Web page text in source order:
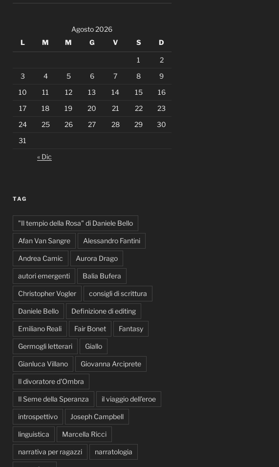
Agosto 2026
L
M M G V S D
1
2
3
4 5 6 7 8
9
10
11 12 13 14 15
16
17
18 19 20 21 22
23
24
25 26 27 28 29
30
31
« Dic
TAG
"Il tempio della Rosa" di Daniele Bello
Afan Van Sangre Alessandro Fantini
Andrea Camic Aurora Drago
autori emergenti Balia Bufera
Christopher Vogler consigli di scrittura
Daniele Bello Definizione di editing
Emiliano Reali Fair Bonet Fantasy
Germogli letterari Giallo
Gianluca Villano Giovanna Arciprete
Il divoratore d'Ombra
Il Seme della Speranza il viaggio dell'eroe
introspettivo Joseph Campbell
linguistica Marcella Ricci
narrativa per ragazzi narratologia